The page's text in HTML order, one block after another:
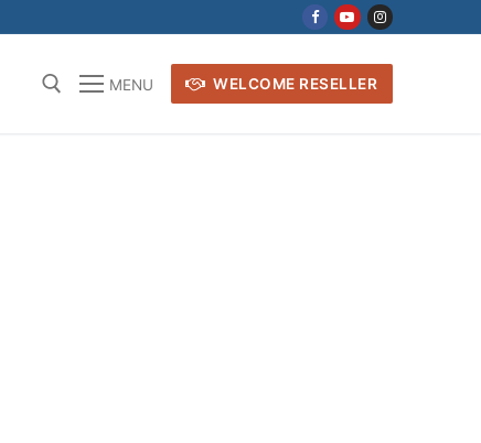
MENU WELCOME RESELLER